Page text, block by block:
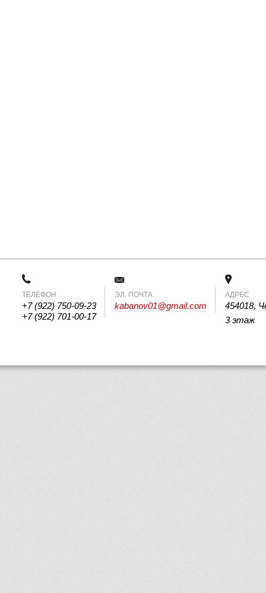
ТЕЛЕФОН
+7 (922) 750-09-23
+7 (922) 701-00-17
ЭЛ. ПОЧТА
kabanov01@gmail.com
АДРЕС
454018,
3 этаж